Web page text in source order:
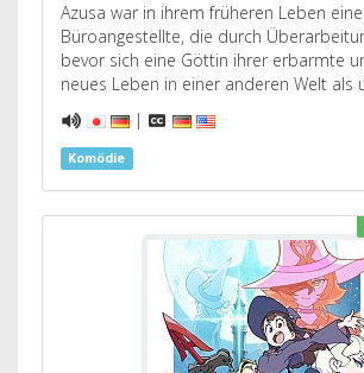
Azusa war in ihrem früheren Leben
Büroangestellte, die durch
bevor sich eine Göttin ihrer erbarmte
neues Leben in einer anderen Welt als
|
Komödie